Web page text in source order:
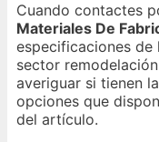
Cuando contactes
Materiales De
especificaciones
sector
averiguar si tienen
opciones que
del artículo.